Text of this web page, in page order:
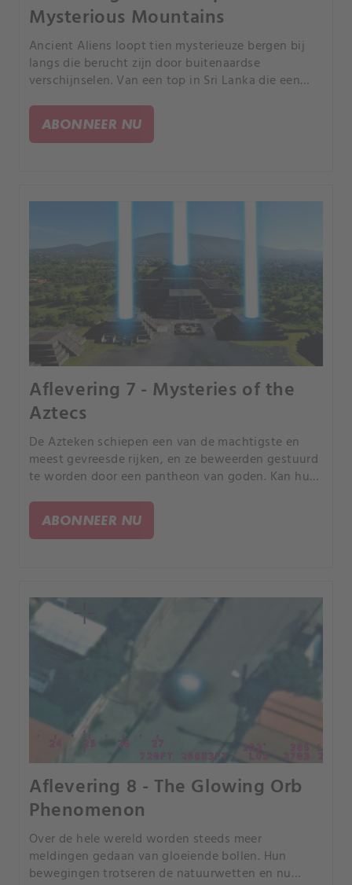
Mysterious Mountains
Ancient Aliens loopt tien mysterieuze bergen bij
langs die berucht zijn door buitenaardse
verschijnselen. Van een top in Sri Lanka die een
vulkaan in Washington een beroemde UFO-
waarneming werd gedaan.
ABONNEER NU
Aflevering 7 - Mysteries of the
Aztecs
De Azteken schiepen een van de machtigste en
meest gevreesde rijken, en ze beweerden gestuurd
te worden door een pantheon van goden. Kan hun
geschiedenis van buitenaardse interventie in
Meso-Amerika?.
ABONNEER NU
Aflevering 8 - The Glowing Orb
Phenomenon
Over de hele wereld worden steeds meer
meldingen gedaan van gloeiende bollen. Hun
bewegingen trotseren de natuurwetten en nu